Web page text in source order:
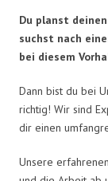
Du planst
suchst nach
bei diesem
Dann bist du bei
richtig! Wir sind
dir einen
Unsere